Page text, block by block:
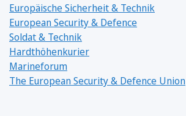
Europäische Sicherheit & Technik
European Security & Defence
Soldat & Technik
Hardthöhenkurier
Marineforum
The European Security & Defence Union